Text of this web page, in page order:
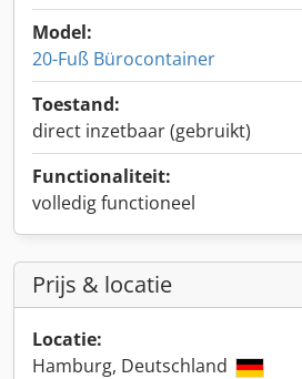
Model:
20-Fuß Bürocontainer
Toestand:
direct inzetbaar (gebruikt)
Functionaliteit:
volledig functioneel
Prijs & locatie
Locatie:
Hamburg, Deutschland